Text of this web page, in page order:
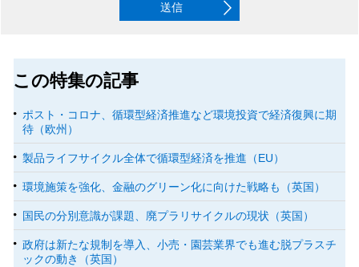
送信
この特集の記事
ポスト・コロナ、循環型経済推進など環境投資で経済復興に期
待（欧州）
製品ライフサイクル全体で循環型経済を推進（EU）
環境施策を強化、金融のグリーン化に向けた戦略も（英国）
国民の分別意識が課題、廃プラリサイクルの現状（英国）
政府は新たな規制を導入、小売・園芸業界でも進む脱プラスチ
ックの動き（英国）